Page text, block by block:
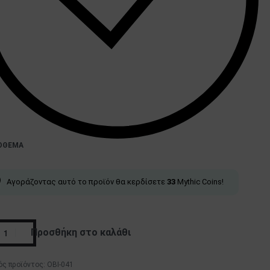
Αγοράζοντας αυτό το προϊόν θα κερδίσετε 33Mythic Coins!
Προσθήκη στο καλάθι
OBI-041